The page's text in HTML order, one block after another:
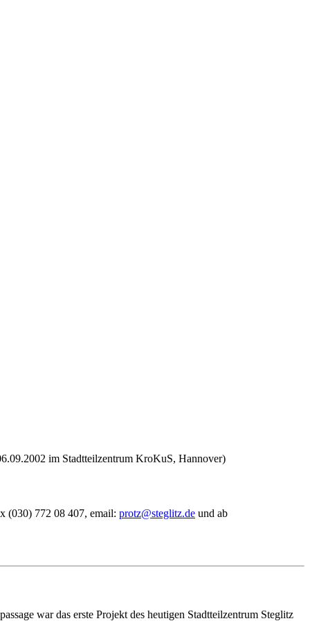
im Stadtteilzentrum KroKuS, Hannover)
(030) 772 08 407, email: protz@steglitz.de und ab
war das erste Projekt des heutigen Stadtteilzentrum Steglitz